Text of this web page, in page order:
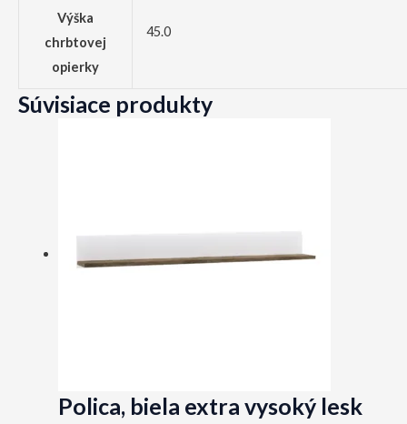
Výška
chrbtovej
opierky
45.0
Súvisiace produkty
Polica, biela extra vysoký lesk